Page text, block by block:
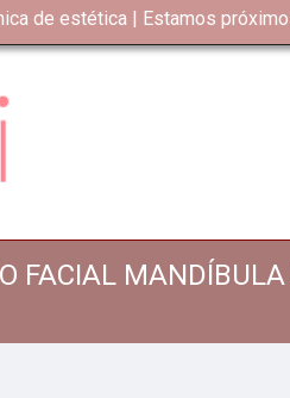
de estética | Estamos
FACIAL